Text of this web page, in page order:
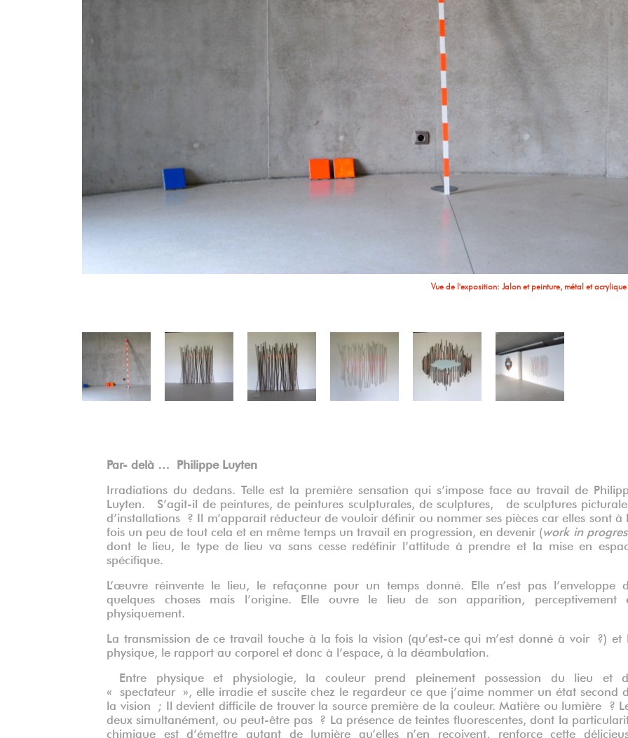
Vue de l'exposition: Jalon et peinture, métal et acrylique
Sans titre, bâtons et irradiation de la couleur vers le mur, bois et couleur, longueur
Sans titre, bâtons et couleur fluo Sans titre, bâtons et irradiation de la couleur vers le mur, bois et couleur, longueur
Sans titre, bâtons et irridation de la couleur vers le mur, bois, couleur et verre, longueur
Sans titre, bâtons et irridation de la couleur vers le mur, bois, couleur et verre, longueur
Vue de
Précédent
Par- delà … Philippe Luyten
Irradiations du dedans. Telle est la première sensation qui s’impose face au travail de
Luyten. S’agit-il de peintures, de peintures sculpturales, de sculptures, de sculptures
d’installations ? Il m’apparait réducteur de vouloir définir ou nommer ses pièces car elles sont à
fois un peu de tout cela et en même temps un travail en progression, en devenir ( work in
dont le lieu, le type de lieu va sans cesse redéfinir l’attitude à prendre et la mise en
spécifique.
L’œuvre réinvente le lieu, le refaçonne pour un temps donné. Elle n’est pas l’enveloppe
quelques choses mais l’origine. Elle ouvre le lieu de son apparition, perceptivement
physiquement.
La transmission de ce travail touche à la fois la vision (qu’est-ce qui m’est donné à voir ?) et
physique, le rapport au corporel et donc à l’espace, à la déambulation.
Entre physique et physiologie, la couleur prend pleinement possession du lieu et
« spectateur », elle irradie et suscite chez le regardeur ce que j’aime nommer un état second
la vision ; Il devient difficile de trouver la source première de la couleur. Matière ou lumière ?
deux simultanément, ou peut-être pas ? La présence de teintes fluorescentes, dont la
chimique est d’émettre autant de lumière qu’elles n’en reçoivent, renforce cette